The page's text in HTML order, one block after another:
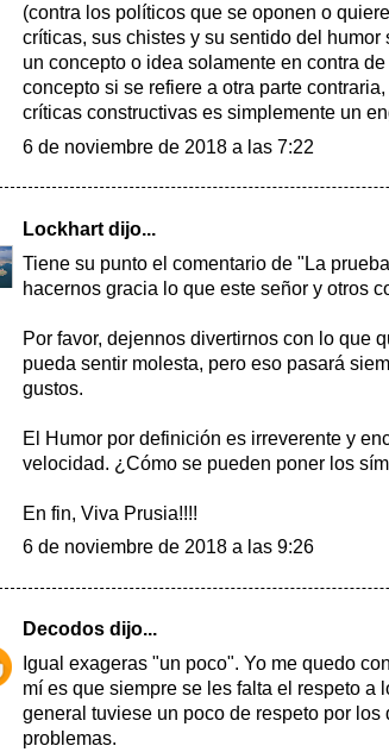
(contra los políticos que se oponen o
críticas, sus chistes y su sentido del
un concepto o idea solamente en contra
concepto si se refiere a otra parte
críticas constructivas es simplemente un
6 de noviembre de 2018 a las 7:22
Lockhart dijo...
Tiene su punto el comentario de "La
hacernos gracia lo que este señor y otros
Por favor, dejennos divertirnos con lo que
pueda sentir molesta, pero eso pasará
gustos.
El Humor por definición es irreverente y
velocidad. ¿Cómo se pueden poner los
En fin, Viva Prusia!!!!
6 de noviembre de 2018 a las 9:26
Decodos dijo...
Igual exageras "un poco". Yo me quedo
mí es que siempre se les falta el respeto a
general tuviese un poco de respeto por
problemas.